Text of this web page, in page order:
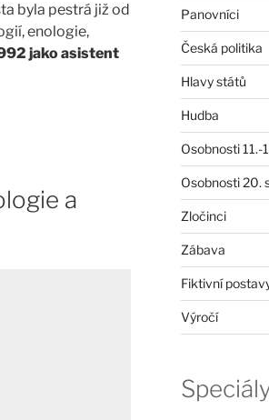
byla pestrá již od
enologie,
jako asistent
a
Panovníci
Česká politika
Hlavy států
Hudba
Osobnosti 11.-
Osobnosti 20.
Zločinci
Zábava
Fiktivní
Výročí